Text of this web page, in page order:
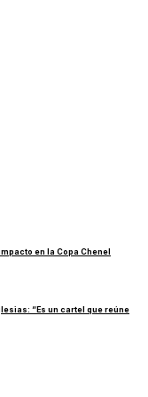
en la Copa Chenel
“Es un cartel que reúne